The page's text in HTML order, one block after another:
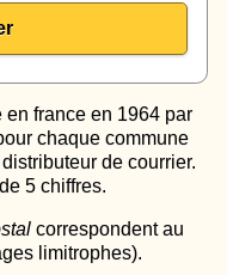
en france en 1964 par
chaque commune
de courrier.
5 chiffres.
correspondent au
limitrophes).